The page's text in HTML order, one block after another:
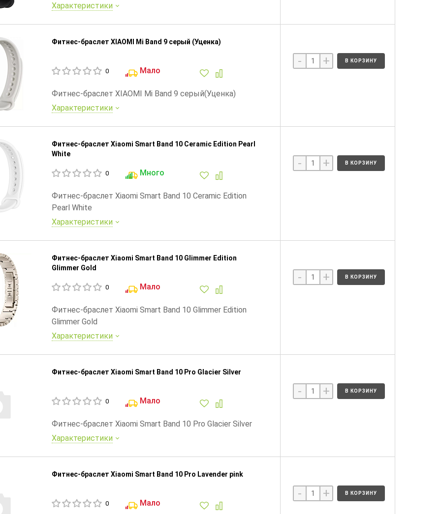
Характеристики
Фитнес-браслет XIAOMI Mi Band 9 серый (Уценка)
0 Мало
Фитнес-браслет XIAOMI Mi Band 9 серый(Уценка)
Характеристики
- + В КОРЗИНУ
Фитнес-браслет Xiaomi Smart Band 10 Ceramic Edition Pearl
White
0 Много
Фитнес-браслет Xiaomi Smart Band 10 Ceramic Edition
Pearl White
Характеристики
- + В КОРЗИНУ
Фитнес-браслет Xiaomi Smart Band 10 Glimmer Edition
Glimmer Gold
0 Мало
Фитнес-браслет Xiaomi Smart Band 10 Glimmer Edition
Glimmer Gold
Характеристики
- + В КОРЗИНУ
Фитнес-браслет Xiaomi Smart Band 10 Pro Glacier Silver
0 Мало
Фитнес-браслет Xiaomi Smart Band 10 Pro Glacier Silver
Характеристики
- + В КОРЗИНУ
Фитнес-браслет Xiaomi Smart Band 10 Pro Lavender pink
0 Мало
- + В КОРЗИНУ